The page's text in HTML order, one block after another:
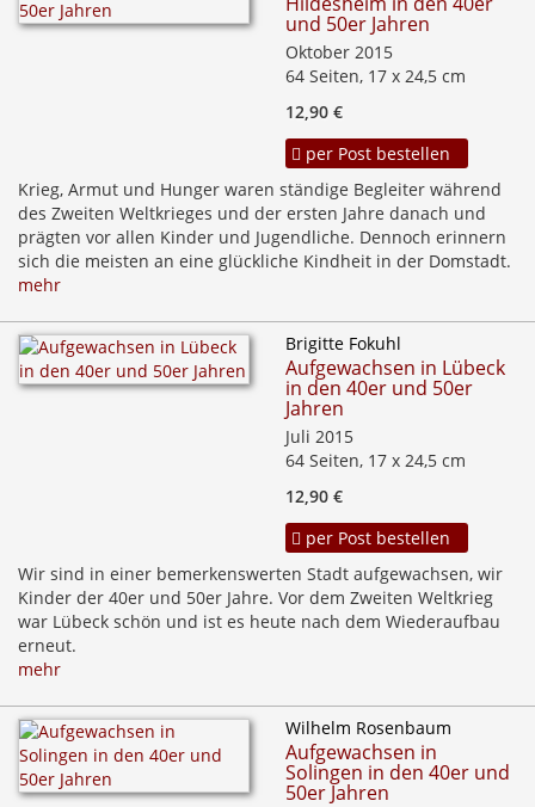
und 50er Jahren
Oktober 2015
64 Seiten, 17 x 24,5 cm
12,90 €
per Post bestellen
Krieg, Armut und Hunger waren ständige Begleiter während
des Zweiten Weltkrieges und der ersten Jahre danach und
prägten vor allen Kinder und Jugendliche. Dennoch erinnern
sich die meisten an eine glückliche Kindheit in der Domstadt.
mehr
Brigitte Fokuhl
Aufgewachsen in Lübeck
in den 40er und 50er
Jahren
Juli 2015
64 Seiten, 17 x 24,5 cm
12,90 €
per Post bestellen
Wir sind in einer bemerkenswerten Stadt aufgewachsen, wir
Kinder der 40er und 50er Jahre. Vor dem Zweiten Weltkrieg
war Lübeck schön und ist es heute nach dem Wiederaufbau
erneut.
mehr
Wilhelm Rosenbaum
Aufgewachsen in
Solingen in den 40er und
50er Jahren